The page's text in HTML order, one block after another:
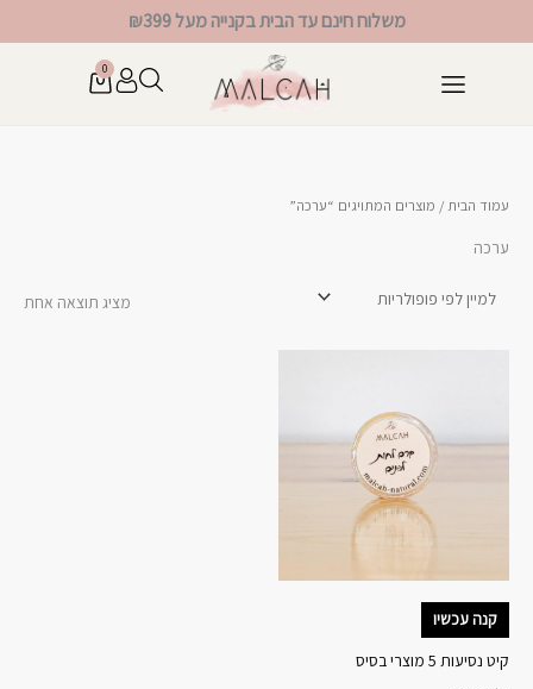
לתוכן
משלוח חינם עד הבית בקנייה מעל ₪399
0
עגלת
עמוד הבית / מוצרים המתויגים “ערכה”
ערכה
מציג תוצאה אחת
קנה עכשיו
קיט נסיעות 5 מוצרי בסיס